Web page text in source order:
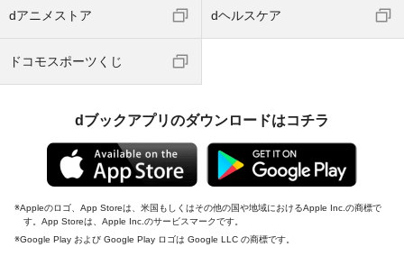
dアニメストア dヘルスケア
ドコモスポーツくじ
dブックアプリのダウンロードはコチラ
Appleのロゴ、App Storeは、米国もしくはその他の国や地域におけるApple Inc.の商標で
す。App Storeは、Apple Inc.のサービスマークです。
Google Play および Google Play ロゴは Google LLC の商標です。